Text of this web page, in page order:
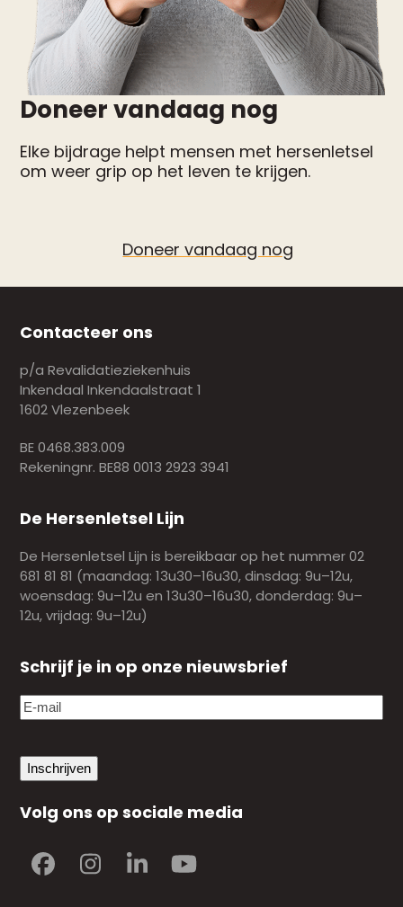
Doneer vandaag nog
Elke bijdrage helpt mensen met hersenletsel
om weer grip op het leven te krijgen.
Doneer vandaag nog
Contacteer ons
p/a Revalidatieziekenhuis
Inkendaal Inkendaalstraat 1
1602 Vlezenbeek
BE 0468.383.009
Rekeningnr. BE88 0013 2923 3941
De Hersenletsel Lijn
De Hersenletsel Lijn is bereikbaar op het nummer 02
681 81 81 (maandag: 13u30–16u30, dinsdag: 9u–12u,
woensdag: 9u–12u en 13u30–16u30, donderdag: 9u–
12u, vrijdag: 9u–12u)
Schrijf je in op onze nieuwsbrief
E-
mail(Vereist)
Inschrijven
Volg ons op sociale media
Facebook
Instagram
LinkedInYouTube